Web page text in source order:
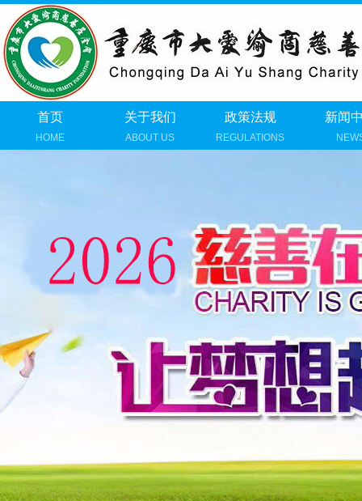
首页
HOME
关于我们
ABOUT US
政策法规
REGULATIONS
新闻